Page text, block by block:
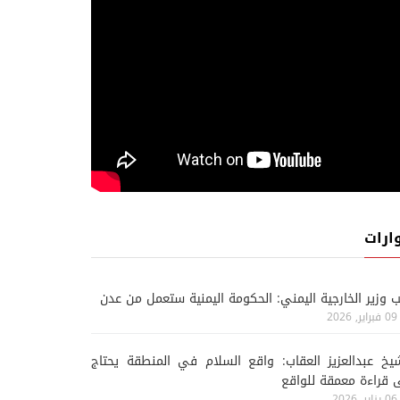
وزير الخارجية اليمني: الحكومة اليمنية ستعمل من عدن
09 فبراير, 2026
عبدالعزيز العقاب: واقع السلام في المنطقة يحتاج
قراءة معمقة للواقع